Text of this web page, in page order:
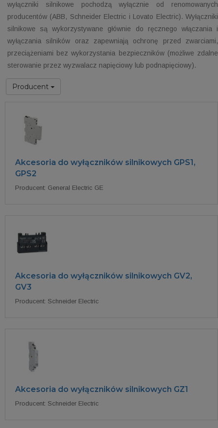
wyłączniki silnikowe pochodzą wyłącznie od renomowanych
producentów (ABB, Schneider Electric i Lovato Electric). Wyłączniki
silnikowe są wykorzystywane głównie do ręcznego włączania i
wyłączania silników oraz zapewniają ochronę przed zwarciami,
przeciążeniami bez wykorzystania bezpieczników (możliwe zdalne
sterowanie przez wyzwalacz napięciowy lub podnapięciowy).
Producent
Akcesoria do wyłączników silnikowych GPS1,
GPS2
Producent: General Electric GE
Akcesoria do wyłączników silnikowych GV2,
GV3
Producent: Schneider Electric
Akcesoria do wyłączników silnikowych GZ1
Producent: Schneider Electric